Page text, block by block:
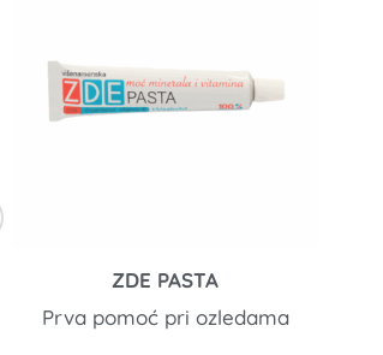
ZDE PASTA
Prva pomoć pri ozledama